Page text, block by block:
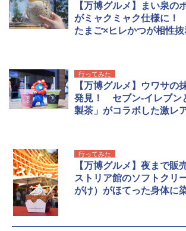
【万博グルメ】まい泉の
がミャクミャク仕様に
たまご×ヒレかつが相性抜
行ってみた
【万博グルメ】ウワサの
発見！ セブン-イレブン
製茶」がコラボした激レ
行ってみた
【万博グルメ】夜まで販
ストリア館のソフトクリ
がけ）がほてった身体に